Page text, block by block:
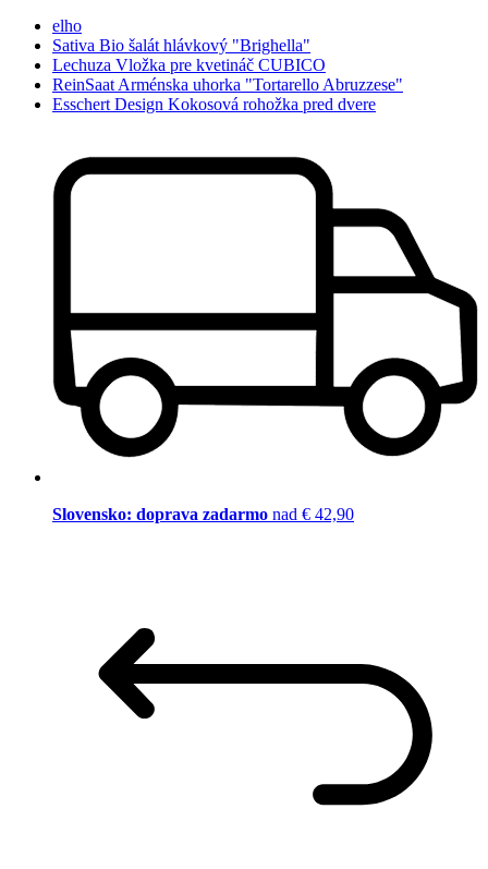
elho
Sativa Bio šalát hlávkový "Brighella"
Lechuza Vložka pre kvetináč CUBICO
ReinSaat Arménska uhorka "Tortarello Abruzzese"
Esschert Design Kokosová rohožka pred dvere
Slovensko: doprava zadarmo nad € 42,90